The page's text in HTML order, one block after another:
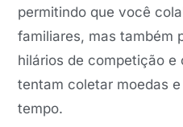
permitindo que você
familiares, mas também
hilários de competição e
tentam coletar moedas
tempo.